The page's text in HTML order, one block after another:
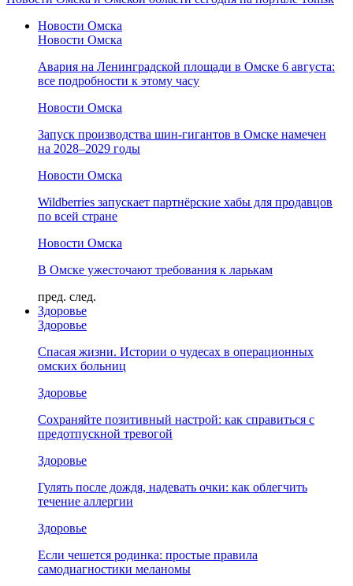
Новости Омска
Новости Омска
Авария на Ленинградской площади в Омске 6 августа:
все подробности к этому часу
Новости Омска
Запуск производства шин-гигантов в Омске намечен
на 2028–2029 годы
Новости Омска
Wildberries запускает партнёрские хабы для продавцов
по всей стране
Новости Омска
В Омске ужесточают требования к ларькам
пред. след.
Здоровье
Здоровье
Спасая жизни. Истории о чудесах в операционных
омских больниц
Здоровье
Сохраняйте позитивный настрой: как справиться с
предотпускной тревогой
Здоровье
Гулять после дождя, надевать очки: как облегчить
течение аллергии
Здоровье
Если чешется родинка: простые правила
самодиагностики меланомы